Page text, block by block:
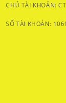
CHỦ TÀI KHOẢN:
SỐ TÀI KHOẢN: